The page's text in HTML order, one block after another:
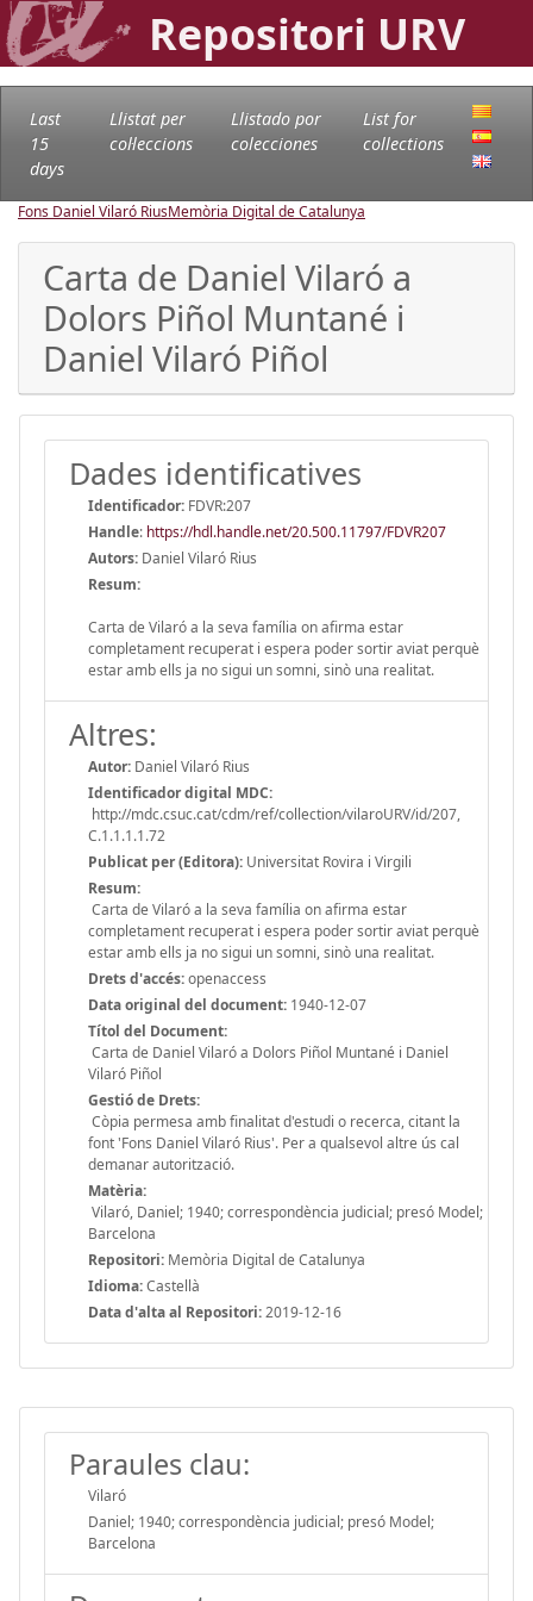
Repositori URV
Last
15
days
Llistat per
col·leccions
Llistado por
colecciones
List for
collections
Fons Daniel Vilaró RiusMemòria Digital de Catalunya
Carta de Daniel Vilaró a
Dolors Piñol Muntané i
Daniel Vilaró Piñol
Dades identificatives
Identificador: FDVR:207
Handle: https://hdl.handle.net/20.500.11797/FDVR207
Autors: Daniel Vilaró Rius
Resum:
Carta de Vilaró a la seva família on afirma estar
completament recuperat i espera poder sortir aviat perquè
estar amb ells ja no sigui un somni, sinò una realitat.
Altres:
Autor: Daniel Vilaró Rius
Identificador digital MDC:
http://mdc.csuc.cat/cdm/ref/collection/vilaroURV/id/207,
C.1.1.1.1.72
Publicat per (Editora): Universitat Rovira i Virgili
Resum:
Carta de Vilaró a la seva família on afirma estar
completament recuperat i espera poder sortir aviat perquè
estar amb ells ja no sigui un somni, sinò una realitat.
Drets d'accés:openaccess
Data original del document: 1940-12-07
Títol del Document:
Carta de Daniel Vilaró a Dolors Piñol Muntané i Daniel
Vilaró Piñol
Gestió de Drets:
Còpia permesa amb finalitat d'estudi o recerca, citant la
font 'Fons Daniel Vilaró Rius'. Per a qualsevol altre ús cal
demanar autorització.
Matèria:
Vilaró, Daniel; 1940; correspondència judicial; presó Model;
Barcelona
Repositori: Memòria Digital de Catalunya
Idioma:Castellà
Data d'alta al Repositori:2019-12-16
Paraules clau:
Vilaró
Daniel; 1940; correspondència judicial; presó Model;
Barcelona